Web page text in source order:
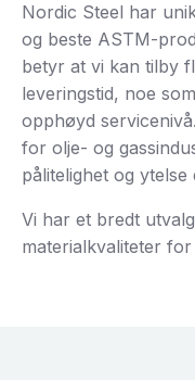
Nordic Steel har
og beste ASTM-
betyr at vi kan tilby
leveringstid, noe
opphøyd
for olje- og
pålitelighet og ytelse
Vi har et bredt
materialkvaliteter